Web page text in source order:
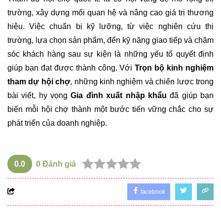
trường, xây dựng mối quan hệ và nâng cao giá trị thương
hiệu. Việc chuẩn bị kỹ lưỡng, từ việc nghiên cứu thị
trường, lựa chọn sản phẩm, đến kỹ năng giao tiếp và chăm
sóc khách hàng sau sự kiện là những yếu tố quyết định
giúp bạn đạt được thành công. VớiTrọn bộ kinh nghiệm
tham dự hội chợ, những kinh nghiệm và chiến lược trong
bài viết, hy vọngGia đình xuất nhập khẩu đã giúp bạn
biến mỗi hội chợ thành một bước tiến vững chắc cho sự
phát triển của doanh nghiệp.
0.0 0 Đánh giá
facebook